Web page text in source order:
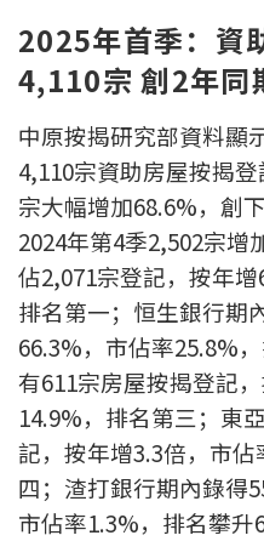
本網頁所提供資料僅作參考用途。
若因錯漏而引致任何不便或損失，中
本網站採用無障礙網頁設計，如有任
2889 2886 /
中原地產 | 網上搵樓 |
中原工商
© 2026 中原按揭經紀有限公司
條款及細則
| 私隱政策聲明
2025年首季：資
4,110宗 創2年同
中原按揭研究部資料顯
4,110宗資助房屋按揭
宗大幅增加68.6%，創
2024年第4季2,502宗增
佔2,071宗登記，按年增
排名第一；恒生銀行期
66.3%，市佔率25.8%
有611宗房屋按揭登記
14.9%，排名第三；東
記，按年增3.3倍，市
四；渣打銀行期內錄得
市佔率1.3%，排名攀升